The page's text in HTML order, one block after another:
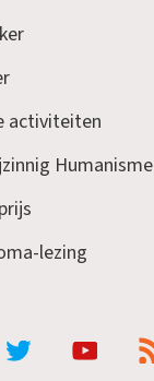
activiteiten
Humanisme
lezing